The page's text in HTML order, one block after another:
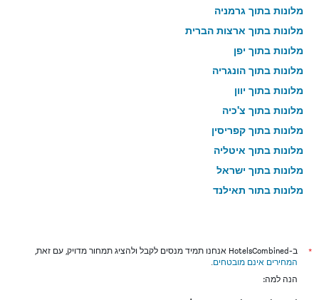
מלונות בתוך גרמניה
מלונות בתוך ארצות הברית
מלונות בתוך יפן
מלונות בתוך הונגריה
מלונות בתוך יוון
מלונות בתוך צ'כיה
מלונות בתוך קפריסין
מלונות בתוך איטליה
מלונות בתוך ישראל
מלונות בתוך תאילנד
*
ב-HotelsCombined אנחנו תמיד מנסים לקבל ולהציג תמחור מדויק, עם זאת,
המחירים אינם מובטחים.
הנה למה: